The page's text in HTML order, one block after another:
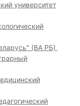
университет
(ВА РБ)